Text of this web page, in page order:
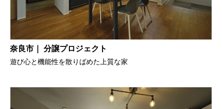
奈良市｜ 分譲プロジェクト
遊び心と機能性を散りばめた上質な家